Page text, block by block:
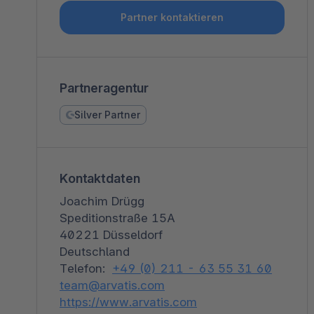
Shopware PaaS
Composable Frontends
Podcast
Partner kontaktieren
Partneragentur
Silver Partner
Kontaktdaten
Joachim Drügg
Speditionstraße 15A
40221 Düsseldorf
Deutschland
Telefon: +49 (0) 211 - 63 55 31 60
team@arvatis.com
https://www.arvatis.com